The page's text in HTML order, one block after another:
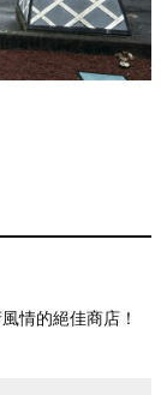
情的絕佳商店！